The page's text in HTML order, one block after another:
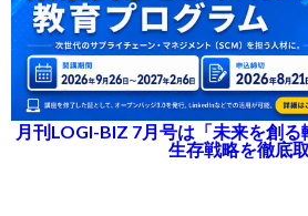
月刊LOGI-BIZ 7月号は「未来を創
生存戦略を徹底